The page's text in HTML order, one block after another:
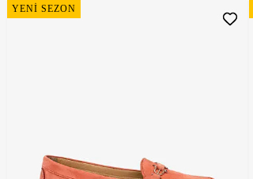
YENİ SEZON